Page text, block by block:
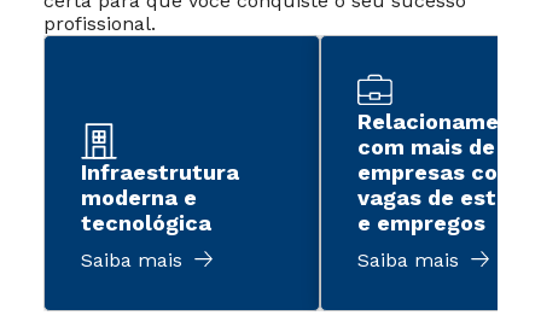
profissional.
Infraestrutura
moderna e
tecnológica
Saiba mais
Relacionamento
com mais de 2
empresas com
vagas de estágio
e empregos
Saiba mais